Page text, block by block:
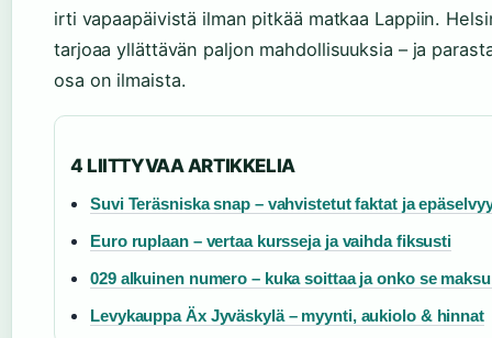
irti vapaapäivistä ilman pitkää matkaa Lappiin.
tarjoaa yllättävän paljon mahdollisuuksia – ja
osa on ilmaista.
4 LIITTYVAA ARTIKKELIA
Suvi Teräsniska snap – vahvistetut faktat ja
Euro ruplaan – vertaa kursseja ja vaihda fiksusti
029 alkuinen numero – kuka soittaa ja onko se
Levykauppa Äx Jyväskylä – myynti, aukiolo & hinnat